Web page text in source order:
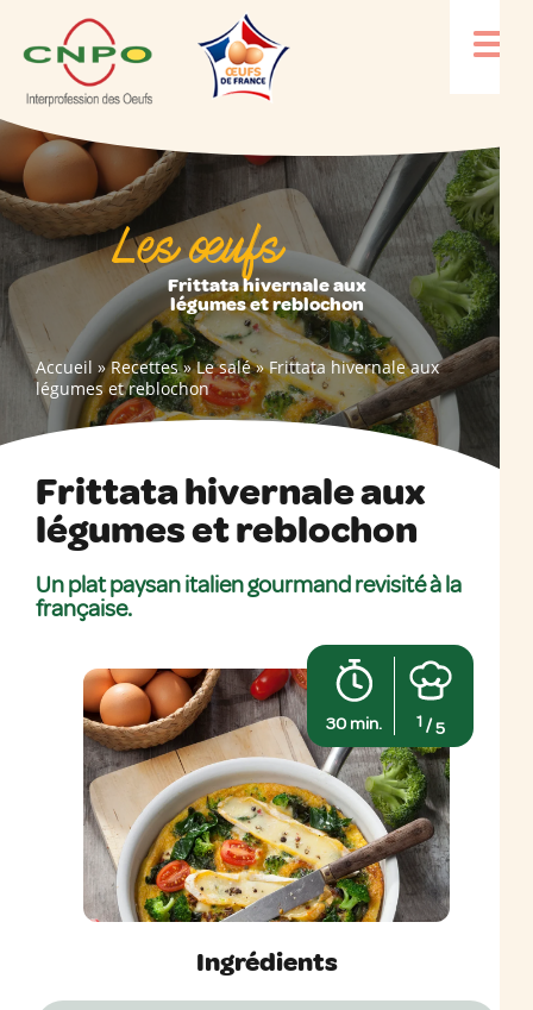
Les œufs
Frittata hivernale aux
légumes et reblochon
Accueil »Recettes»Le salé»Frittata hivernale aux
légumes et reblochon
Frittata hivernale aux
légumes et reblochon
Un plat paysan italien gourmand revisité à la
française.
30 min. 1/5
Ingrédients